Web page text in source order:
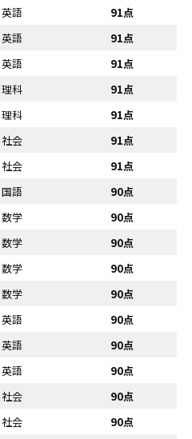
英語
91点
英語
91点
英語
91点
理科
91点
理科
91点
社会
91点
社会
91点
国語
90点
数学
90点
数学
90点
数学
90点
数学
90点
英語
90点
英語
90点
英語
90点
社会
90点
社会
90点